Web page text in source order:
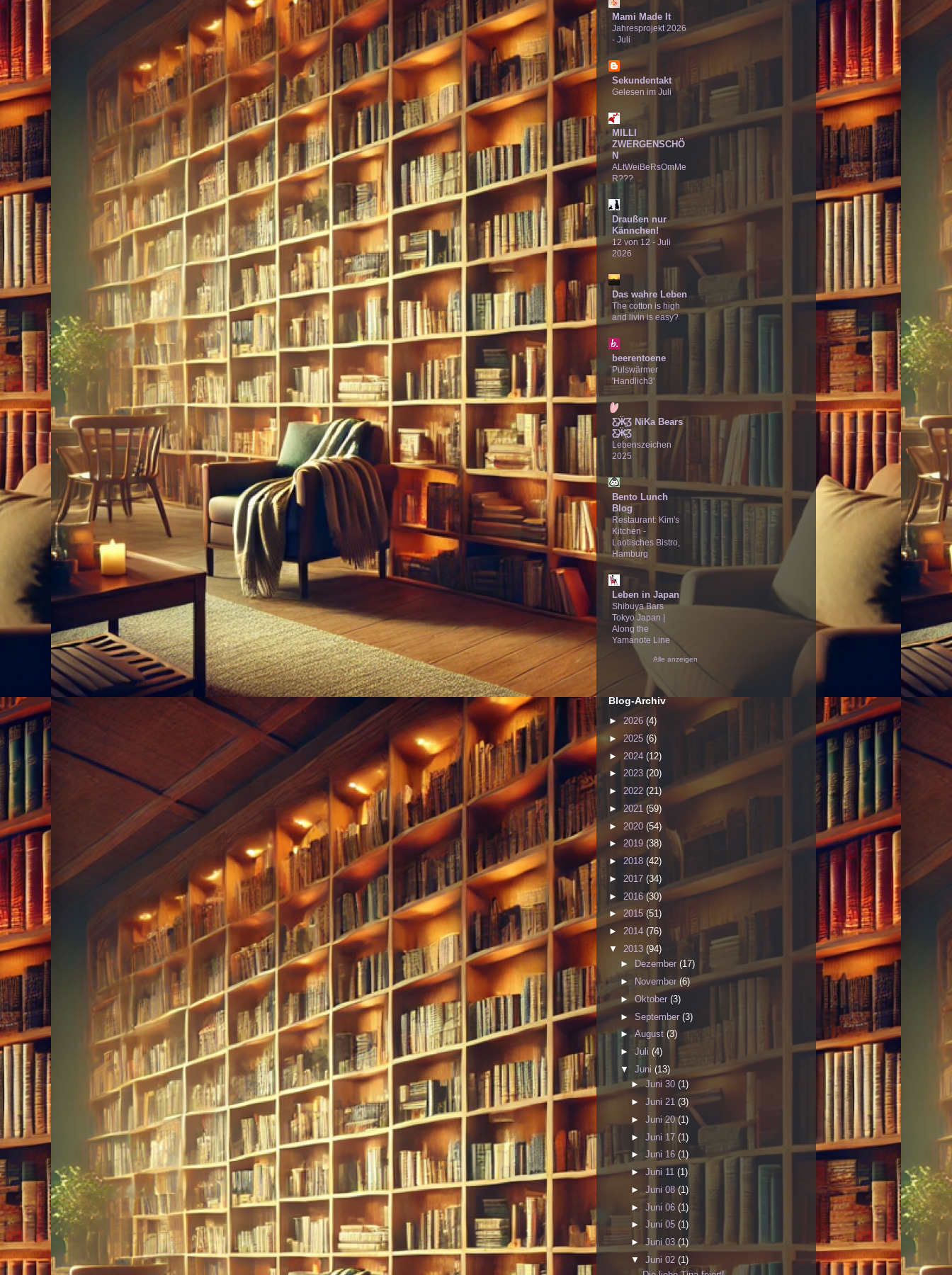
Mami Made It
Jahresprojekt 2026
- Juli
Sekundentakt
Gelesen im Juli
MILLI
ZWERGENSCHÖ
N
ALtWeiBeRsOmMe
R???
Draußen nur
Kännchen!
12 von 12 - Juli
2026
Das wahre Leben
The cotton is high
and livin is easy?
beerentoene
Pulswärmer
'Handlich3'
Ƹ̵̡Ӝ̵̨̄Ʒ NiKa Bears
Ƹ̵̡Ӝ̵̨̄Ʒ
Lebenszeichen
2025
Bento Lunch
Blog
Restaurant: Kim's
Kitchen -
Laotisches Bistro,
Hamburg
Leben in Japan
Shibuya Bars
Tokyo Japan |
Along the
Yamanote Line
Alle anzeigen
Blog-Archiv
►2026 (4)
► 2025 (6)
► 2024 (12)
► 2023 (20)
► 2022 (21)
► 2021 (59)
► 2020 (54)
► 2019 (38)
► 2018 (42)
► 2017 (34)
► 2016(30)
► 2015 (51)
► 2014 (76)
▼ 2013 (94)
►
Dezember (17)
►
November (6)
► Oktober (3)
► September (3)
► August (3)
► Juli (4)
▼ Juni (13)
►Juni 30(1)
►Juni 21(3)
►Juni 20(1)
►Juni 17(1)
►Juni 16(1)
►Juni 11(1)
►Juni 08(1)
►Juni 06(1)
►Juni 05(1)
►Juni 03(1)
▼Juni 02(1)